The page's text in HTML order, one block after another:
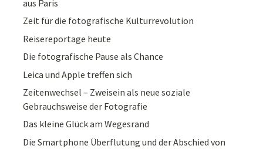
aus Paris
Zeit für die fotografische Kulturrevolution
Reisereportage heute
Die fotografische Pause als Chance
Leica und Apple treffen sich
Zeitenwechsel – Zweisein als neue soziale
Gebrauchsweise der Fotografie
Das kleine Glück am Wegesrand
Die Smartphone Überflutung und der Abschied von